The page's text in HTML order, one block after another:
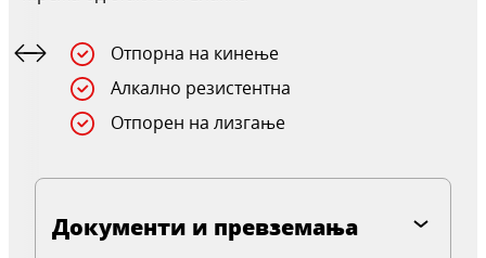
Отпорна на кинење
Алкално резистентна
Отпорен на лизгање
Документи и превземања